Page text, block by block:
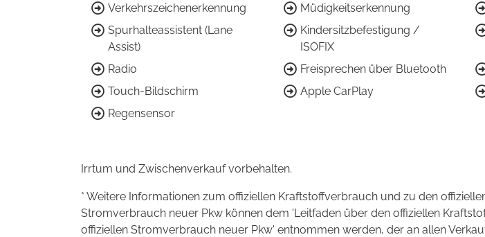
Verkehrszeichenerkennung
Müdigkeitserkennung
Spurhalteassistent (Lane
Assist)
Kindersitzbefestigung /
ISOFIX
Radio Freisprechen über Bluetooth
Touch-Bildschirm
Apple CarPlay
Regensensor
Irrtum und Zwischenverkauf vorbehalten.
* Weitere Informationen zum offiziellen Kraftstoffverbrauch und zu den
Stromverbrauch neuer Pkw können dem 'Leitfaden über den offiziellen
offiziellen Stromverbrauch neuer Pkw' entnommen werden, der an allen